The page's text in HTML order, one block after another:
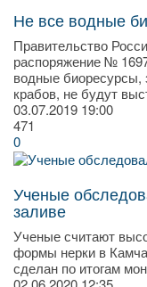
Не все водные
Правительство
распоряжение №
водные биоресурсы,
крабов, не будут
03.07.2019 19:00
471
0
Ученые
заливе
Ученые считают
формы нерки в
сделан по итогам